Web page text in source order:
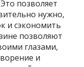
позволяет
нужно,
и сэкономить
позволяют
глазами,
и